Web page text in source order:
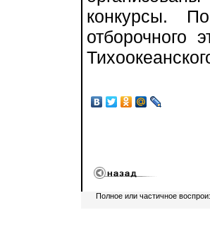
конкурсы.
отборочного
Полное или частичное